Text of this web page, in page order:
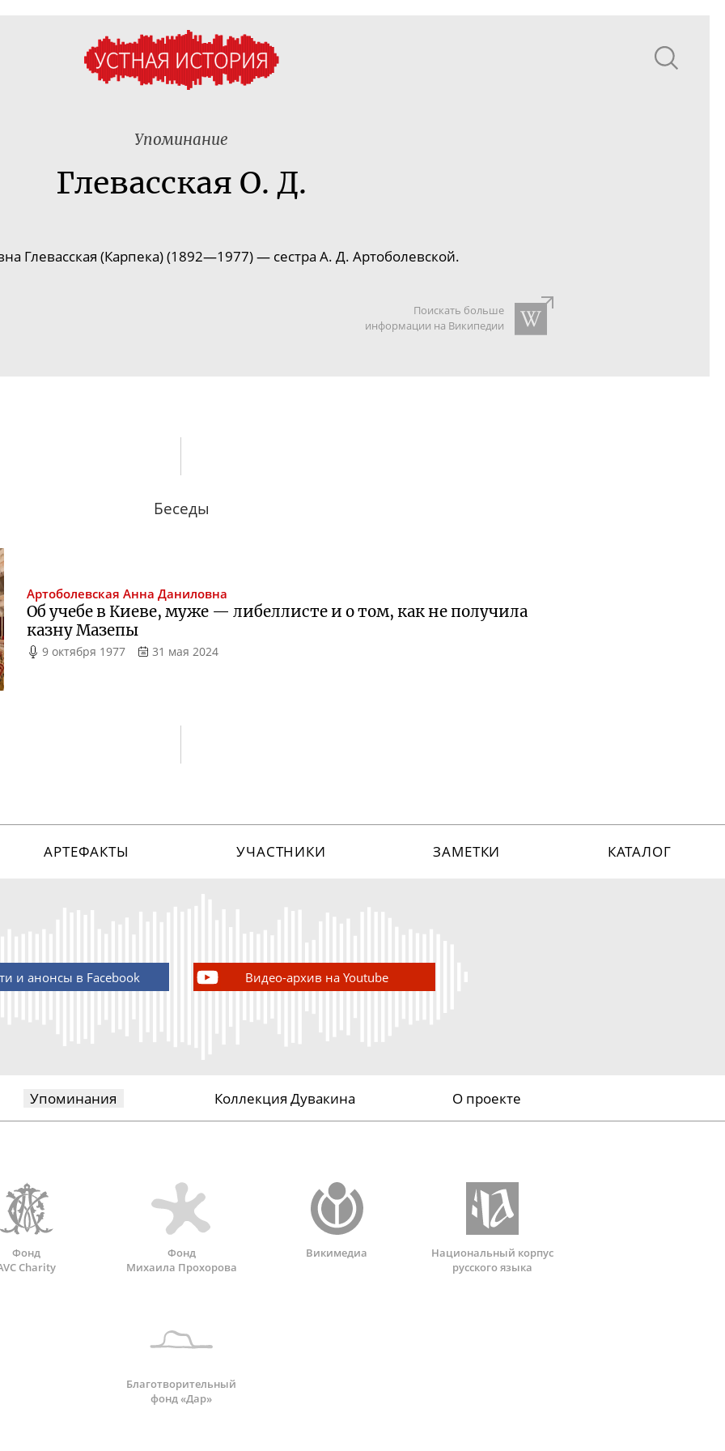
Упоминание
Глевасская О. Д.
Глевасская (Карпека) (1892—1977) — сестра А. Д. Артоболевской.
Поискать больше
информации на Википедии
Беседы
Артоболевская Анна Даниловна
Об учебе в Киеве, муже — либеллисте и о том, как не получила
казну Мазепы
9 октября 1977 31 мая 2024
АРТЕФАКТЫ УЧАСТНИКИ ЗАМЕТКИ КАТАЛОГ
и анонсы в Facebook Видео-архив на Youtube
Упоминания Коллекция Дувакина О проекте
Фонд
Charity
Фонд
Михаила Прохорова
Викимедиа
Национальный корпус
русского языка
Благотворительный
фонд «Дар»